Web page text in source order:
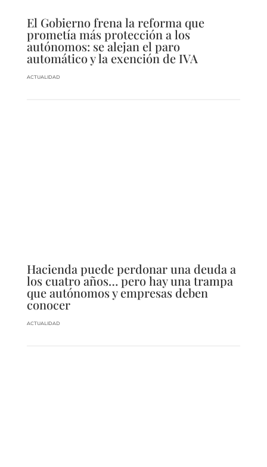
El Gobierno frena la reforma que
prometía más protección a los
autónomos: se alejan el paro
automático y la exención de IVA
ACTUALIDAD
Hacienda puede perdonar una deuda a
los cuatro años… pero hay una trampa
que autónomos y empresas deben
conocer
ACTUALIDAD